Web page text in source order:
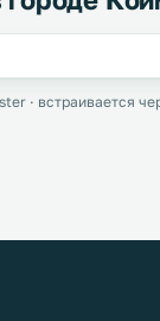
· встраивается